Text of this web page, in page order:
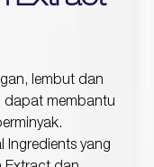
lembut dan
dapat membantu
Ingredients yang